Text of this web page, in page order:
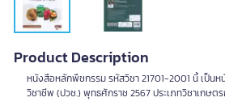
Product Description
หนังสือหลักพืชกรรม รหัสวิชา 21701-2001 นี้ เป็นห
วิชาชีพ (ปวช.) พุทธศักราช 2567 ประเภทวิชาเกษต